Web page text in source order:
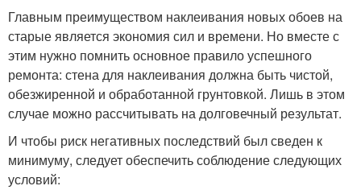
Главным преимуществом наклеивания новых обоев на
старые является экономия сил и времени. Но вместе с
этим нужно помнить основное правило успешного
ремонта: стена для наклеивания должна быть чистой,
обезжиренной и обработанной грунтовкой. Лишь в этом
случае можно рассчитывать на долговечный результат.
И чтобы риск негативных последствий был сведен к
минимуму, следует обеспечить соблюдение следующих
условий: